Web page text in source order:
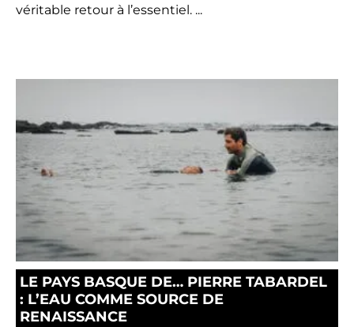
véritable retour à l’essentiel. ...
LE PAYS BASQUE DE… PIERRE TABARDEL
: L’EAU COMME SOURCE DE
RENAISSANCE